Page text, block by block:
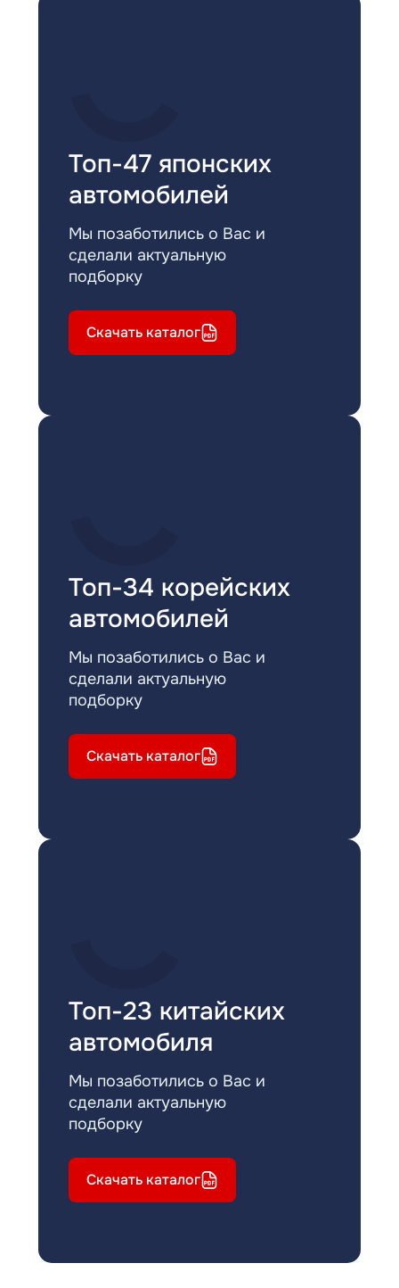
Топ-47 японских
автомобилей
Мы позаботились о Вас и
сделали актуальную
подборку
Скачать каталог
Топ-34 корейских
автомобилей
Мы позаботились о Вас и
сделали актуальную
подборку
Скачать каталог
Топ-23 китайских
автомобиля
Мы позаботились о Вас и
сделали актуальную
подборку
Скачать каталог